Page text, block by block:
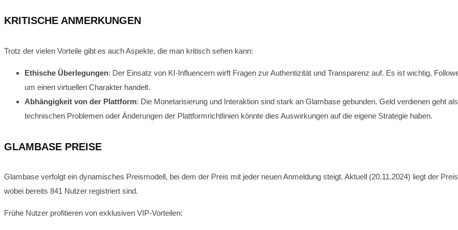
KRITISCHE ANMERKUNGEN
Trotz der vielen Vorteile gibt es auch Aspekte, die man kritisch sehen kann:
Ethische Überlegungen: Der Einsatz von KI-Influencern wirft Fragen zur Authentizität und Transparenz auf. Es ist wichtig,
um einen virtuellen Charakter handelt.
Abhängigkeit von der Plattform: Die Monetarisierung und Interaktion sind stark an Glambase gebunden. Geld verdienen geht
technischen Problemen oder Änderungen der Plattformrichtlinien könnte dies Auswirkungen auf die eigene Strategie haben.
GLAMBASE PREISE
Glambase verfolgt ein dynamisches Preismodell, bei dem der Preis mit jeder neuen Anmeldung steigt. Aktuell (20.11.2024) liegt der
wobei bereits 841 Nutzer registriert sind.
Frühe Nutzer profitieren von exklusiven VIP-Vorteilen: